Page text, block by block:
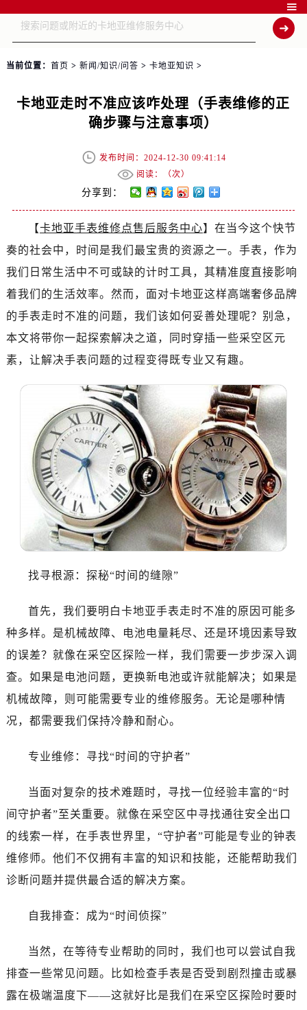

当前位置： 首页 > 新闻/知识/问答 > 卡地亚知识 >
卡地亚走时不准应该咋处理（手表维修的正
确步骤与注意事项）
发布时间：2024-12-30 09:41:14
阅读：（次）
分享到：
【卡地亚手表维修点售后服务中心】在当今这个快节
奏的社会中，时间是我们最宝贵的资源之一。手表，作为
我们日常生活中不可或缺的计时工具，其精准度直接影响
着我们的生活效率。然而，面对卡地亚这样高端奢侈品牌
的手表走时不准的问题，我们该如何妥善处理呢？别急，
本文将带你一起探索解决之道，同时穿插一些采空区元
素，让解决手表问题的过程变得既专业又有趣。
找寻根源：探秘“时间的缝隙”
首先，我们要明白卡地亚手表走时不准的原因可能多
种多样。是机械故障、电池电量耗尽、还是环境因素导致
的误差？就像在采空区探险一样，我们需要一步步深入调
查。如果是电池问题，更换新电池或许就能解决；如果是
机械故障，则可能需要专业的维修服务。无论是哪种情
况，都需要我们保持冷静和耐心。
专业维修：寻找“时间的守护者”
当面对复杂的技术难题时，寻找一位经验丰富的“时
间守护者”至关重要。就像在采空区中寻找通往安全出口
的线索一样，在手表世界里，“守护者”可能是专业的钟表
维修师。他们不仅拥有丰富的知识和技能，还能帮助我们
诊断问题并提供最合适的解决方案。
自我排查：成为“时间侦探”
当然，在等待专业帮助的同时，我们也可以尝试自我
排查一些常见问题。比如检查手表是否受到剧烈撞击或暴
露在极端温度下——这就好比是我们在采空区探险时要时